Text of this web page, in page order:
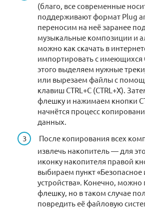
(благо, все современные
поддерживают формат Plug
переносим на неё заранее
музыкальные композиции и
можно как скачать в
импортировать с имеющихся
этого выделяем нужные
или вырезаем файлы с
клавиш CTRL+C (CTRL+X).
флешку и нажимаем кнопки
начнётся процесс
данных.
После копирования всех
извлечь накопитель — для
иконку накопителя правой
выбираем пункт «Безопасное
устройства». Конечно,
флешку, но в таком случае
повредить её файловую